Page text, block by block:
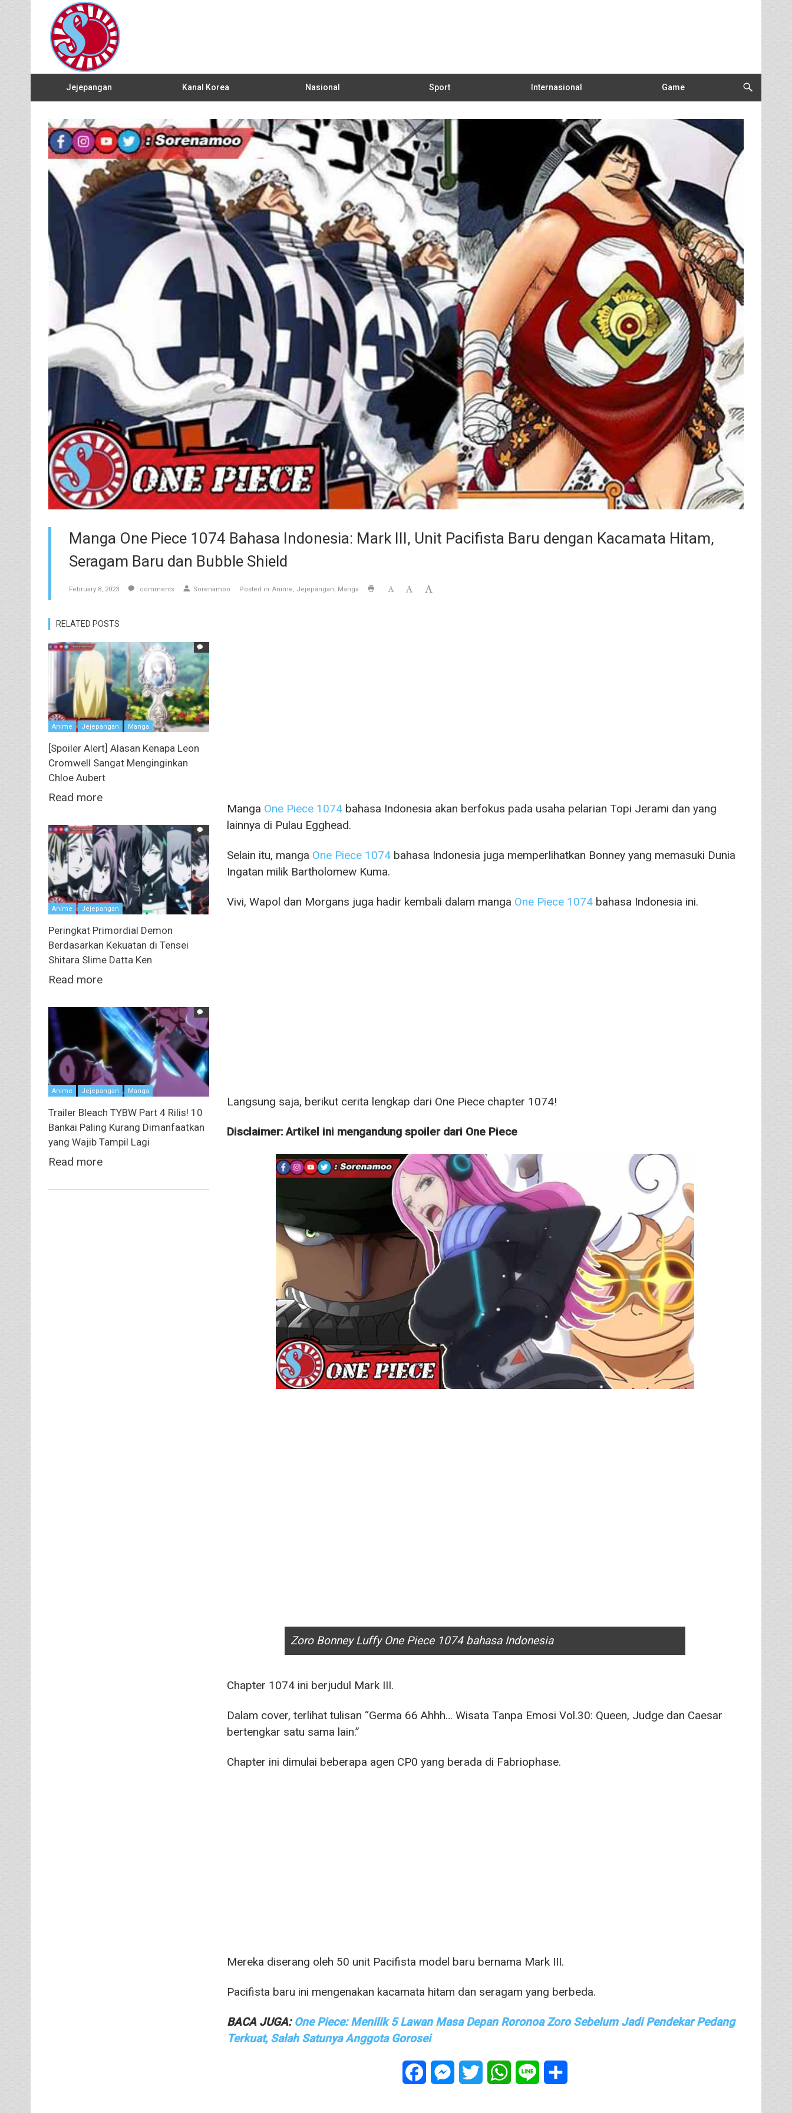
Jejepangan Kanal Korea Nasional Sport Internasional Game
Manga One Piece 1074 Bahasa Indonesia: Mark III, Unit Pacifista Baru dengan Kacamata Hitam,
Seragam Baru dan Bubble Shield
February 8, 2023 comments Sorenamoo Posted in Anime Jejepangan Manga
Manga One Piece 1074bahasa Indonesia akan berfokus pada usaha pelarian Topi Jerami dan yang
lainnya di Pulau Egghead.
Selain itu, manga One Piece 1074bahasa Indonesia juga memperlihatkan Bonney yang memasuki Dunia
Ingatan milik Bartholomew Kuma.
Vivi, Wapol dan Morgans juga hadir kembali dalam manga One Piece 1074bahasa Indonesia ini.
Langsung saja, berikut cerita lengkap dari One Piece chapter 1074!
Disclaimer: Artikel ini mengandung spoiler dari One Piece
Zoro Bonney Luffy One Piece 1074 bahasa Indonesia
Chapter 1074 ini berjudul Mark III.
Dalam cover, terlihat tulisan “Germa 66 Ahhh… Wisata Tanpa Emosi Vol.30: Queen, Judge dan Caesar
bertengkar satu sama lain.”
Chapter ini dimulai beberapa agen CP0 yang berada di Fabriophase.
Mereka diserang oleh 50 unit Pacifista model baru bernama Mark III.
Pacifista baru ini mengenakan kacamata hitam dan seragam yang berbeda.
BACA JUGA: One Piece: Menilik 5 Lawan Masa Depan Roronoa Zoro Sebelum Jadi Pendekar Pedang
Terkuat, Salah Satunya Anggota Gorosei
FacebookMessenger
Twitter WhatsApp
Line
RELATED POSTS
Anime Jejepangan Manga
[Spoiler Alert] Alasan Kenapa Leon
Cromwell Sangat Menginginkan
Chloe Aubert
Read more
Anime Jejepangan
Peringkat Primordial Demon
Berdasarkan Kekuatan di Tensei
Shitara Slime Datta Ken
Read more
Anime Jejepangan Manga
Trailer Bleach TYBW Part 4 Rilis! 10
Bankai Paling Kurang Dimanfaatkan
yang Wajib Tampil Lagi
Read more